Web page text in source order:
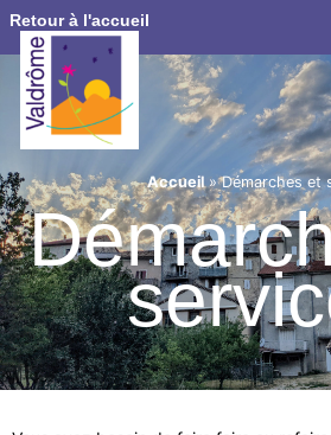
Retour à l'accueil
Accueil»Démarches et